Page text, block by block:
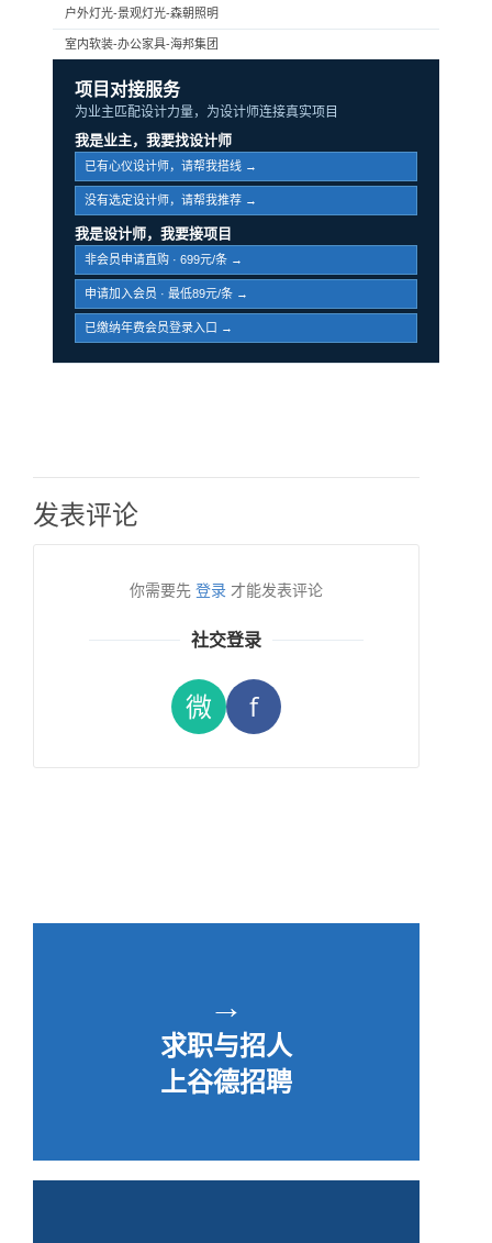
户外灯光-景观灯光-森朝照明
室内软装-办公家具-海邦集团
项目对接服务
为业主匹配设计力量，为设计师连接真实项目
我是业主，我要找设计师
已有心仪设计师，请帮我搭线 →
没有选定设计师，请帮我推荐 →
我是设计师，我要接项目
非会员申请直购 · 699元/条 →
申请加入会员 · 最低89元/条 →
已缴纳年费会员登录入口 →
发表评论
你需要先 登录 才能发表评论
社交登录
微 f
→
求职与招人
上谷德招聘